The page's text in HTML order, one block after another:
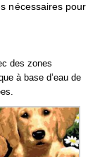
nécessaires pour
des zones
à base d’eau de